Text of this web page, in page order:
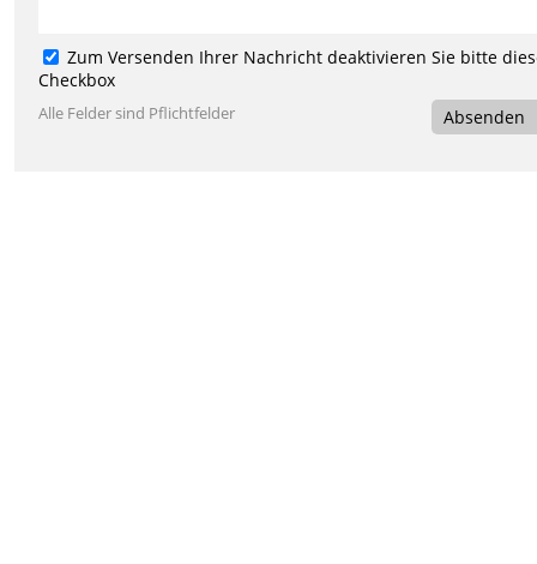
Zum Versenden Ihrer Nachricht deaktivieren Sie bitte
Checkbox
Alle Felder sind Pflichtfelder Absenden